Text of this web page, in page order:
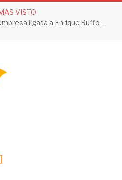
VISTO
Detienen a apoderada de empresa ligada a Enrique Ruffo por investigación de Huachicol Fiscal